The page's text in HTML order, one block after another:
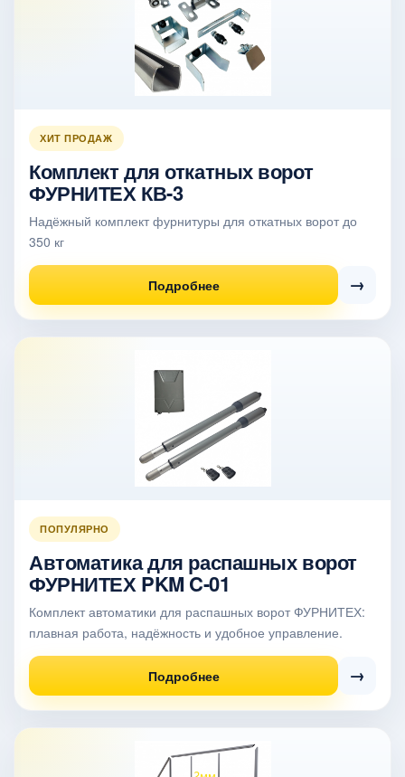
ХИТ ПРОДАЖ
Комплект для откатных ворот
ФУРНИТЕХ КВ-3
Надёжный комплект фурнитуры для откатных ворот до
350 кг
Подробнее →
ПОПУЛЯРНО
Автоматика для распашных ворот
ФУРНИТЕХ PKM C-01
Комплект автоматики для распашных ворот ФУРНИТЕХ:
плавная работа, надёжность и удобное управление.
Подробнее →